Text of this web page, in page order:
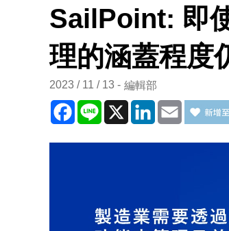
SailPoint: 即
理的涵蓋程度
2023 / 11 / 13 編輯部
Facebook
Line X LinkedInEmail